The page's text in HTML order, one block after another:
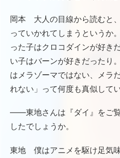
岡本 大人の目線から読むと
っていかれてしまうというか
った子はクロコダインが好き
い子はバーンが好きだったり
はメラゾーマではない、メラ
れない」って何度も真似して
――東地さんは『ダイ』をご
したでしょうか。
東地 僕はアニメを駆け足気